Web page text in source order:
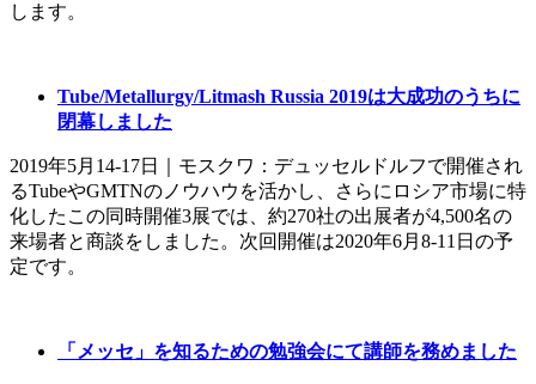
します。
Tube/Metallurgy/Litmash Russia 2019は大成功のうちに
閉幕しました
2019年5月14-17日｜モスクワ：デュッセルドルフで開催され
るTubeやGMTNのノウハウを活かし、さらにロシア市場に特
化したこの同時開催3展では、約270社の出展者が4,500名の
来場者と商談をしました。次回開催は2020年6月8-11日の予
定です。
「メッセ」を知るための勉強会にて講師を務めました